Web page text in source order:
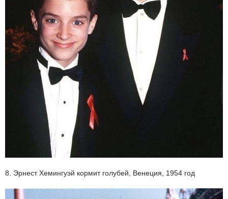
8. Эрнест Хемингуэй кормит голубей, Венеция, 1954 год